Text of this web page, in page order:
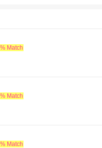
Match
Match
Match